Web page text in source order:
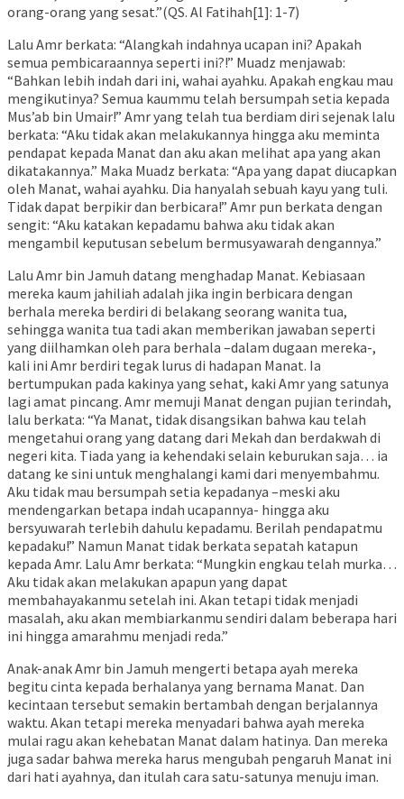
orang-orang yang sesat.”(QS. Al Fatihah[1]: 1-7)
Lalu Amr berkata: “Alangkah indahnya ucapan ini? Apakah
semua pembicaraannya seperti ini?!” Muadz menjawab:
“Bahkan lebih indah dari ini, wahai ayahku. Apakah engkau mau
mengikutinya? Semua kaummu telah bersumpah setia kepada
Mus’ab bin Umair!” Amr yang telah tua berdiam diri sejenak lalu
berkata: “Aku tidak akan melakukannya hingga aku meminta
pendapat kepada Manat dan aku akan melihat apa yang akan
dikatakannya.” Maka Muadz berkata: “Apa yang dapat diucapkan
oleh Manat, wahai ayahku. Dia hanyalah sebuah kayu yang tuli.
Tidak dapat berpikir dan berbicara!” Amr pun berkata dengan
sengit: “Aku katakan kepadamu bahwa aku tidak akan
mengambil keputusan sebelum bermusyawarah dengannya.”
Lalu Amr bin Jamuh datang menghadap Manat. Kebiasaan
mereka kaum jahiliah adalah jika ingin berbicara dengan
berhala mereka berdiri di belakang seorang wanita tua,
sehingga wanita tua tadi akan memberikan jawaban seperti
yang diilhamkan oleh para berhala –dalam dugaan mereka-,
kali ini Amr berdiri tegak lurus di hadapan Manat. Ia
bertumpukan pada kakinya yang sehat, kaki Amr yang satunya
lagi amat pincang. Amr memuji Manat dengan pujian terindah,
lalu berkata: “Ya Manat, tidak disangsikan bahwa kau telah
mengetahui orang yang datang dari Mekah dan berdakwah di
negeri kita. Tiada yang ia kehendaki selain keburukan saja… ia
datang ke sini untuk menghalangi kami dari menyembahmu.
Aku tidak mau bersumpah setia kepadanya –meski aku
mendengarkan betapa indah ucapannya- hingga aku
bersyuwarah terlebih dahulu kepadamu. Berilah pendapatmu
kepadaku!” Namun Manat tidak berkata sepatah katapun
kepada Amr. Lalu Amr berkata: “Mungkin engkau telah murka…
Aku tidak akan melakukan apapun yang dapat
membahayakanmu setelah ini. Akan tetapi tidak menjadi
masalah, aku akan membiarkanmu sendiri dalam beberapa hari
ini hingga amarahmu menjadi reda.”
Anak-anak Amr bin Jamuh mengerti betapa ayah mereka
begitu cinta kepada berhalanya yang bernama Manat. Dan
kecintaan tersebut semakin bertambah dengan berjalannya
waktu. Akan tetapi mereka menyadari bahwa ayah mereka
mulai ragu akan kehebatan Manat dalam hatinya. Dan mereka
juga sadar bahwa mereka harus mengubah pengaruh Manat ini
dari hati ayahnya, dan itulah cara satu-satunya menuju iman.